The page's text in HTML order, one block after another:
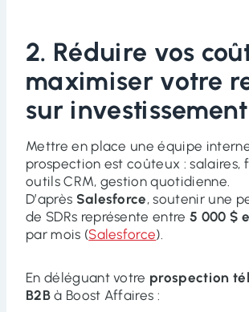
2. Réduire vos
maximiser votre
sur investissement
Mettre en place une équipe
prospection est coûteux : salaires,
outils CRM, gestion quotidienne.
D’après Salesforce, soutenir une
de SDRs représente entre5 000 $
par mois (Salesforce).
En déléguant votre prospection
B2Bà Boost Affaires :